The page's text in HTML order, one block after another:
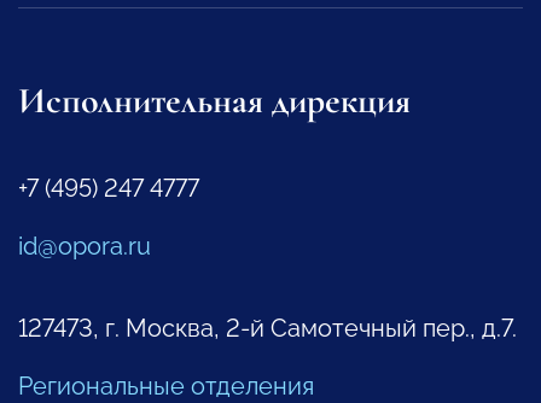
Исполнительная дирекция
+7 (495) 247 4777
id@opora.ru
127473, г. Москва, 2-й Самотечный пер., д.7.
Региональные отделения